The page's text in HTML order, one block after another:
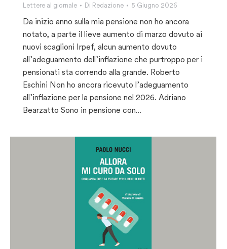
Lettere al giornale Di Redazione 5 Giugno 2026
Da inizio anno sulla mia pensione non ho ancora
notato, a parte il lieve aumento di marzo dovuto ai
nuovi scaglioni Irpef, alcun aumento dovuto
all’adeguamento dell’inflazione che purtroppo per i
pensionati sta correndo alla grande. Roberto
Eschini Non ho ancora ricevuto l’adeguamento
all’inflazione per la pensione nel 2026. Adriano
Bearzatto Sono in pensione con…